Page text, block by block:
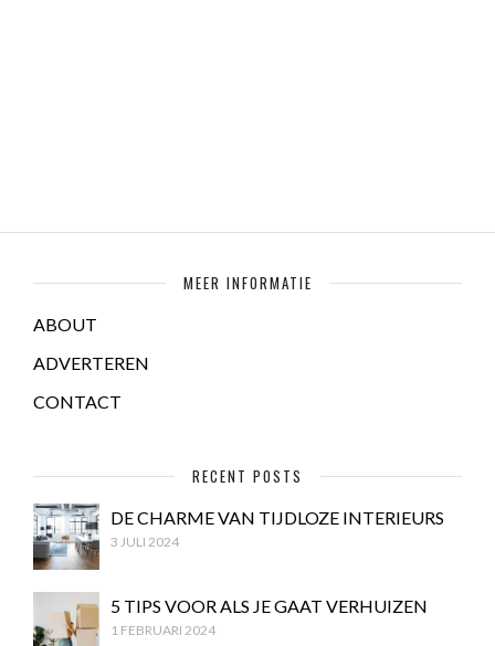
MEER INFORMATIE
ABOUT
ADVERTEREN
CONTACT
RECENT POSTS
DE CHARME VAN TIJDLOZE INTERIEURS
3 JULI 2024
5 TIPS VOOR ALS JE GAAT VERHUIZEN
1 FEBRUARI 2024